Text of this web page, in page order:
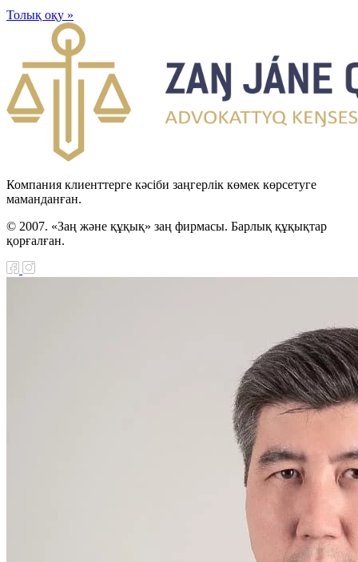
Толық оқу »
Компания клиенттерге кәсіби заңгерлік көмек көрсетуге
маманданған.
© 2007. «Заң және құқық» заң фирмасы. Барлық құқықтар
қорғалған.